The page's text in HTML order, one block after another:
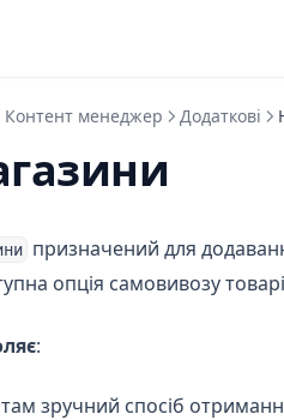
Контент менеджер Додаткові
призначений для
опція самовивозу
:
зручний спосіб